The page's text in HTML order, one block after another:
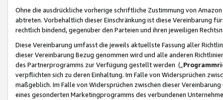
Ohne die ausdrückliche vorherige schriftliche Zustimmung von
abtreten. Vorbehaltlich dieser Einschränkung ist diese Vereinbarung
rechtlich bindend, gegenüber den Parteien und ihren jeweiligen
Diese Vereinbarung umfasst die jeweils aktuellste Fassung aller
dieser Vereinbarung Bezug genommen wird und alle anderen
des Partnerprogramms zur Verfügung gestellt werden („
verpflichten sich zu deren Einhaltung. Im Falle von Widersprüchen
maßgeblich. Im Falle von Widersprüchen zwischen dieser
eines gesonderten Marketingprogramms des verbundenen